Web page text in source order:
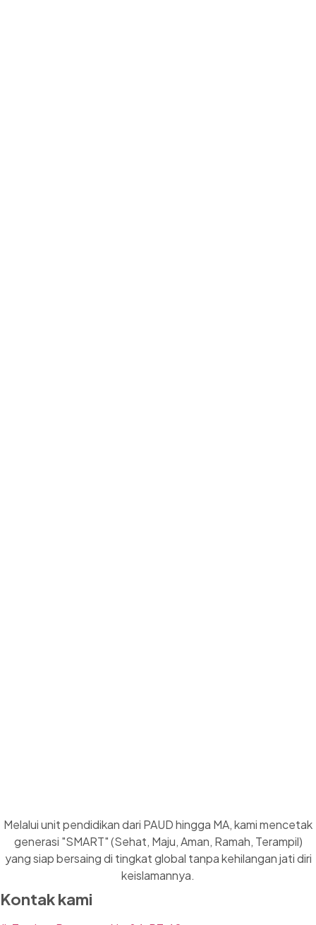
Melalui unit pendidikan dari PAUD hingga MA, kami mencetak
generasi "SMART" (Sehat, Maju, Aman, Ramah, Terampil)
yang siap bersaing di tingkat global tanpa kehilangan jati diri
keislamannya.
Kontak kami